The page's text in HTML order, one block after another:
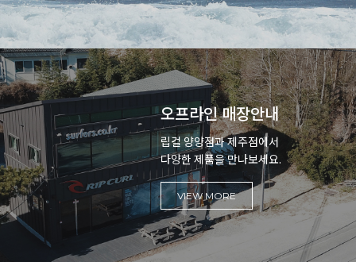
오프라인 매장안내
립컬 양양점과 제주점에서
다양한 제품을 만나보세요.
VIEW MORE